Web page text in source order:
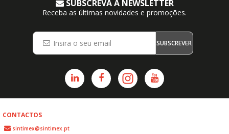
SUBSCREVA A NEWSLETTER
Receba as últimas novidades e promoções.
SUBSCREVER
CONTACTOS
sintimex@sintimex.pt